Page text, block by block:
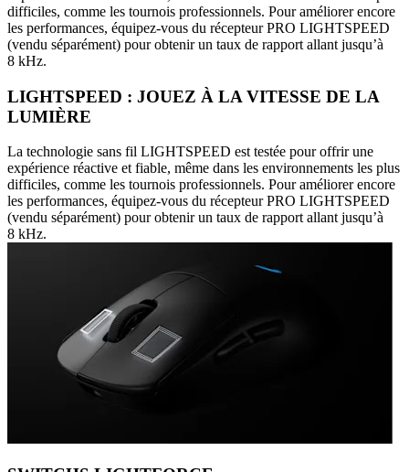
difficiles, comme les tournois professionnels. Pour améliorer encore
les performances, équipez-vous du récepteur PRO LIGHTSPEED
(vendu séparément) pour obtenir un taux de rapport allant jusqu’à
8 kHz.
LIGHTSPEED : JOUEZ À LA VITESSE DE LA
LUMIÈRE
La technologie sans fil LIGHTSPEED est testée pour offrir une
expérience réactive et fiable, même dans les environnements les plus
difficiles, comme les tournois professionnels. Pour améliorer encore
les performances, équipez-vous du récepteur PRO LIGHTSPEED
(vendu séparément) pour obtenir un taux de rapport allant jusqu’à
8 kHz.